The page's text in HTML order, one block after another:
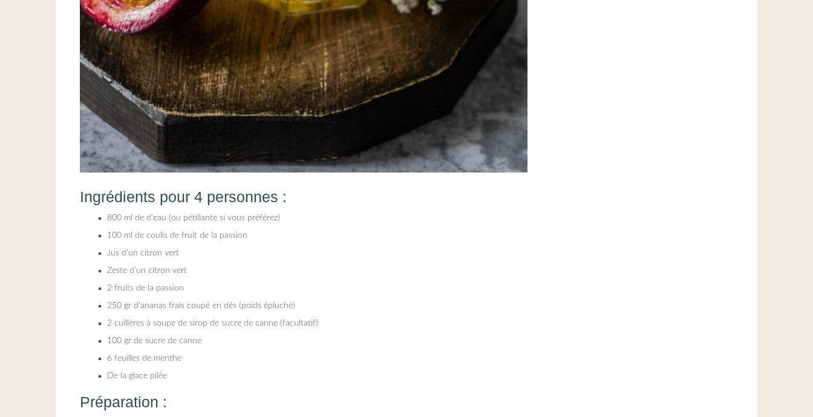
Ingrédients pour 4 personnes :
800 ml de d’eau (ou pétillante si vous préférez)
100 ml de coulis de fruit de la passion
Jus d’un citron vert
Zeste d’un citron vert
2 fruits de la passion
250 gr d’ananas frais coupé en dés (poids épluché)
2 cuillères à soupe de sirop de sucre de canne (facultatif)
100 gr de sucre de canne
6 feuilles de menthe
De la glace pilée
Préparation :